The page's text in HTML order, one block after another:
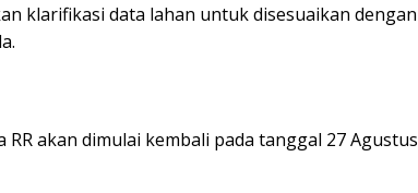
klarifikasi data lahan untuk disesuaikan dengan
akan dimulai kembali pada tanggal 27 Agustus